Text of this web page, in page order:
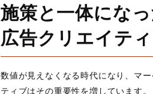
施策と一体にな
広告クリエイテ
数値が見えなくなる時代になり、マ
ティブはその重要性を増しています